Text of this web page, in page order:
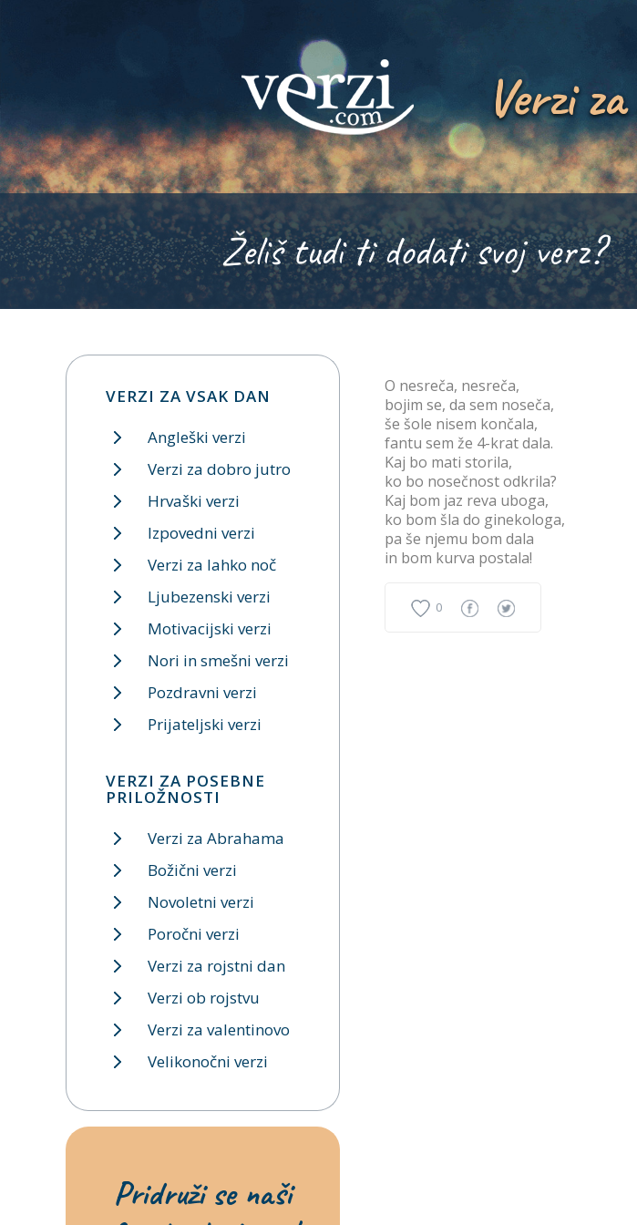
Verzi
Želiš tudi ti dodati svoj verz?
O nesreča, nesreča,
bojim se, da sem noseča,
še šole nisem končala,
fantu sem že 4-krat dala.
Kaj bo mati storila,
ko bo nosečnost odkrila?
Kaj bom jaz reva uboga,
ko bom šla do ginekologa,
pa še njemu bom dala
in bom kurva postala!
0
VERZI ZA VSAK DAN
Angleški verzi
Verzi za dobro jutro
Hrvaški verzi
Izpovedni verzi
Verzi za lahko noč
Ljubezenski verzi
Motivacijski verzi
Nori in smešni verzi
Pozdravni verzi
Prijateljski verzi
VERZI ZA POSEBNE
PRILOŽNOSTI
Verzi za Abrahama
Božični verzi
Novoletni verzi
Poročni verzi
Verzi za rojstni dan
Verzi ob rojstvu
Verzi za valentinovo
Velikonočni verzi
Pridruži se naši